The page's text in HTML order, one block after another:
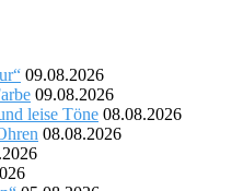
09.08.2026
09.08.2026
leise Töne 08.08.2026
08.08.2026